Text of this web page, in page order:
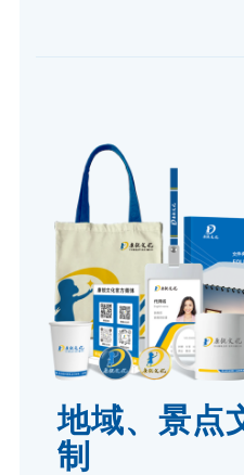
地域、景点
制